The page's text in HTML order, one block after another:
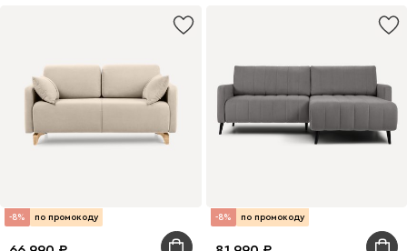
-8% по промокоду -8% по промокоду